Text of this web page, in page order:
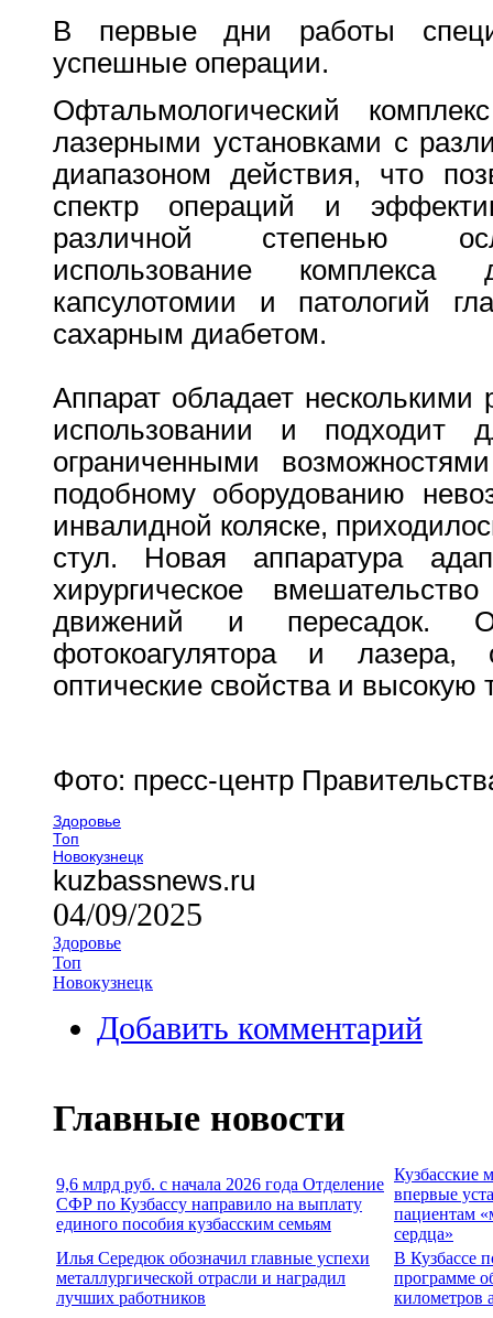
В первые дни работы
успешные операции.
Офтальмологический
лазерными установками с
диапазоном действия, что
спектр операций и
различной степенью
использование
капсулотомии и патологий
сахарным диабетом.
Аппарат обладает
использовании и подходит
ограниченными
подобному оборудованию
инвалидной коляске,
стул. Новая аппаратура
хирургическое
движений и пересадок.
фотокоагулятора и лазера,
оптические свойства и высокую
Фото: пресс-центр
Здоровье
Топ
Новокузнецк
kuzbassnews.ru
04/09/2025
Здоровье
Топ
Новокузнецк
Добавить комментарий
Главные новости
9,6 млрд руб. с начала 2026 года Отделение
СФР по Кузбассу направило на выплату
единого пособия кузбасским семьям
Кузбасские
впервые
пациентам
сердца»
Илья Середюк обозначил главные успехи
металлургической отрасли и наградил
лучших работников
В Кузбассе
программе
километров